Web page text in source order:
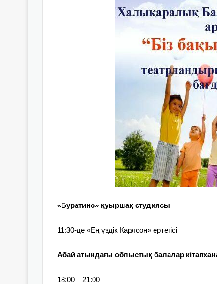
«Буратино» қуыршақ студиясы
11:30-де «Ең үздік Карлсон» ертегісі
Абай атындағы облыстық балалар
18:00 – 21:00